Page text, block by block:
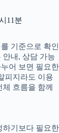
11분
기준으로 확인
안내, 상담 가능
어 보면 필요한
피지라도 이용
흐름을 함께
하기보다 필요한